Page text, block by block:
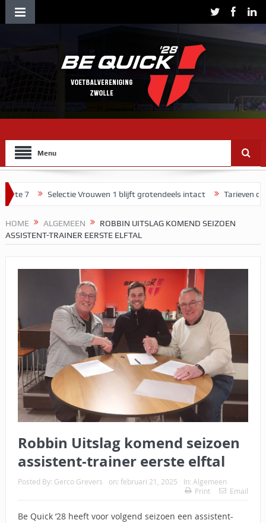
Menu
Selectie Vrouwen 1 blijft grotendeels intact Tarieven contributie
HOME ALGEMEEN
ROBBIN UITSLAG KOMEND SEIZOEN
ASSISTENT-TRAINER EERSTE ELFTAL
Robbin Uitslag komend seizoen
assistent-trainer eerste elftal
Posted By: Gerco Grevers on: februari 21, 2025 In: Algemeen
Print
Email
Be Quick ’28 heeft voor volgend seizoen een assistent-